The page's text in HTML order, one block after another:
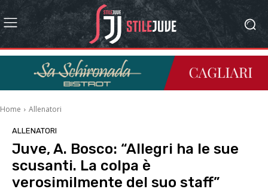
Home Allenatori
ALLENATORI
Juve, A. Bosco: “Allegri ha le sue
scusanti. La colpa è
verosimilmente del suo staff”